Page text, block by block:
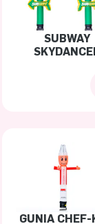
SUBWAY
GUNIA CHEF-